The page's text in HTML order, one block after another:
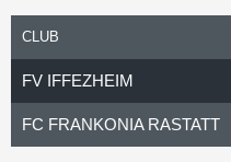
CLUB
FV IFFEZHEIM
FC FRANKONIA RASTATT